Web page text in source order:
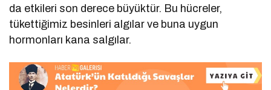
da etkileri son derece büyüktür. Bu hücreler,
tükettiğimiz besinleri algılar ve buna uygun
hormonları kana salgılar.